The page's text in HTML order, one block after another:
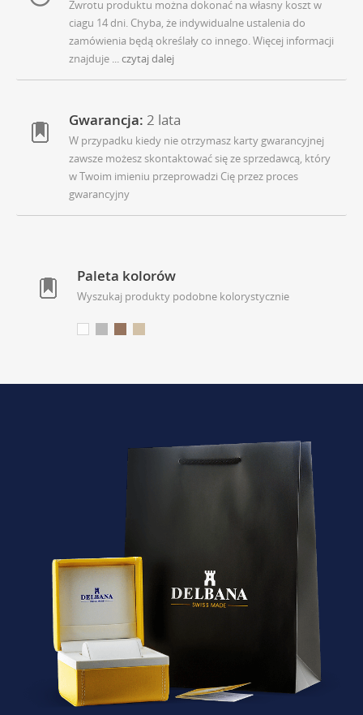
Zwrotu produktu można dokonać na własny koszt w
ciagu 14 dni. Chyba, że indywidualne ustalenia do
zamówienia będą określały co innego. Więcej informacji
znajduje
... czytaj dalej
Gwarancja: 2 lata
W przypadku kiedy nie otrzymasz karty gwarancyjnej
zawsze możesz skontaktować się ze sprzedawcą, który
w Twoim imieniu przeprowadzi Cię przez proces
gwarancyjny
Paleta kolorów
Wyszukaj produkty podobne kolorystycznie